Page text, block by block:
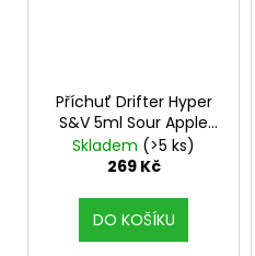
Příchuť Drifter Hyper
S&V 5ml Sour Apple
Ice
Skladem (>5 ks)
269 Kč
DO KOŠÍKU